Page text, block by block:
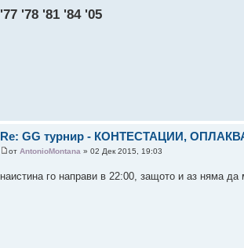
'77 '78 '81 '84 '05
Re: GG турнир - КОНТЕСТАЦИИ,
от AntonioMontana » 02 Дек 2015, 19:03
наистина го направи в 22:00, защото и аз няма